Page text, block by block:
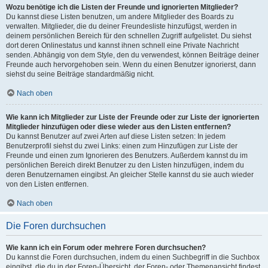
Wozu benötige ich die Listen der Freunde und ignorierten Mitglieder?
Du kannst diese Listen benutzen, um andere Mitglieder des Boards zu
verwalten. Mitglieder, die du deiner Freundesliste hinzufügst, werden in
deinem persönlichen Bereich für den schnellen Zugriff aufgelistet. Du siehst
dort deren Onlinestatus und kannst ihnen schnell eine Private Nachricht
senden. Abhängig von dem Style, den du verwendest, können Beiträge deiner
Freunde auch hervorgehoben sein. Wenn du einen Benutzer ignorierst, dann
siehst du seine Beiträge standardmäßig nicht.
Nach oben
Wie kann ich Mitglieder zur Liste der Freunde oder zur Liste der ignorierten
Mitglieder hinzufügen oder diese wieder aus den Listen entfernen?
Du kannst Benutzer auf zwei Arten auf diese Listen setzen: In jedem
Benutzerprofil siehst du zwei Links: einen zum Hinzufügen zur Liste der
Freunde und einen zum Ignorieren des Benutzers. Außerdem kannst du im
persönlichen Bereich direkt Benutzer zu den Listen hinzufügen, indem du
deren Benutzernamen eingibst. An gleicher Stelle kannst du sie auch wieder
von den Listen entfernen.
Nach oben
Die Foren durchsuchen
Wie kann ich ein Forum oder mehrere Foren durchsuchen?
Du kannst die Foren durchsuchen, indem du einen Suchbegriff in die Suchbox